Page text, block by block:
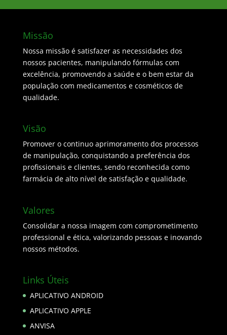
Missão
Nossa missão é satisfazer as necessidades dos
nossos pacientes, manipulando fórmulas com
excelência, promovendo a saúde e o bem estar da
população com medicamentos e cosméticos de
qualidade.
Visão
Promover o continuo aprimoramento dos processos
de manipulação, conquistando a preferência dos
profissionais e clientes, sendo reconhecida como
farmácia de alto nível de satisfação e qualidade.
Valores
Consolidar a nossa imagem com comprometimento
professional e ética, valorizando pessoas e inovando
nossos métodos.
Links Úteis
APLICATIVO ANDROID
APLICATIVO APPLE
ANVISA